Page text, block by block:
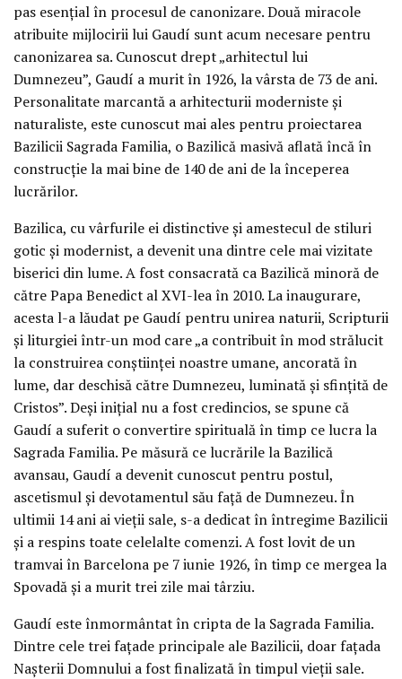
pas esențial în procesul de canonizare. Două miracole
atribuite mijlocirii lui Gaudí sunt acum necesare pentru
canonizarea sa. Cunoscut drept „arhitectul lui
Dumnezeu”, Gaudí a murit în 1926, la vârsta de 73 de ani.
Personalitate marcantă a arhitecturii moderniste și
naturaliste, este cunoscut mai ales pentru proiectarea
Bazilicii Sagrada Familia, o Bazilică masivă aflată încă în
construcție la mai bine de 140 de ani de la începerea
lucrărilor.
Bazilica, cu vârfurile ei distinctive și amestecul de stiluri
gotic și modernist, a devenit una dintre cele mai vizitate
biserici din lume. A fost consacrată ca Bazilică minoră de
către Papa Benedict al XVI-lea în 2010. La inaugurare,
acesta l-a lăudat pe Gaudí pentru unirea naturii, Scripturii
și liturgiei într-un mod care „a contribuit în mod strălucit
la construirea conștiinței noastre umane, ancorată în
lume, dar deschisă către Dumnezeu, luminată și sfințită de
Cristos”. Deși inițial nu a fost credincios, se spune că
Gaudí a suferit o convertire spirituală în timp ce lucra la
Sagrada Familia. Pe măsură ce lucrările la Bazilică
avansau, Gaudí a devenit cunoscut pentru postul,
ascetismul și devotamentul său față de Dumnezeu. În
ultimii 14 ani ai vieții sale, s-a dedicat în întregime Bazilicii
și a respins toate celelalte comenzi. A fost lovit de un
tramvai în Barcelona pe 7 iunie 1926, în timp ce mergea la
Spovadă și a murit trei zile mai târziu.
Gaudí este înmormântat în cripta de la Sagrada Familia.
Dintre cele trei fațade principale ale Bazilicii, doar fațada
Nașterii Domnului a fost finalizată în timpul vieții sale.